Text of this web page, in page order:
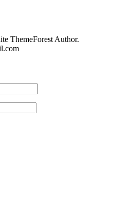
ThemeForest Author.